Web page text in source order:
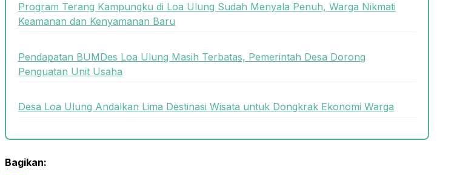
Program Terang Kampungku di Loa Ulung Sudah Menyala Penuh, Warga Nikmati
Keamanan dan Kenyamanan Baru
Pendapatan BUMDes Loa Ulung Masih Terbatas, Pemerintah Desa Dorong
Penguatan Unit Usaha
Desa Loa Ulung Andalkan Lima Destinasi Wisata untuk Dongkrak Ekonomi Warga
Bagikan: